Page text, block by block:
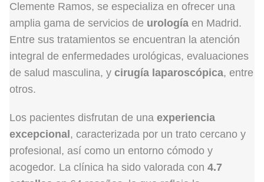
Clemente Ramos, se especializa en ofrecer una
amplia gama de servicios de urología en Madrid.
Entre sus tratamientos se encuentran la atención
integral de enfermedades urológicas, evaluaciones
de salud masculina, y cirugía laparoscópica, entre
otros.
Los pacientes disfrutan de una experiencia
excepcional , caracterizada por un trato cercano y
profesional, así como un entorno cómodo y
acogedor. La clínica ha sido valorada con 4.7